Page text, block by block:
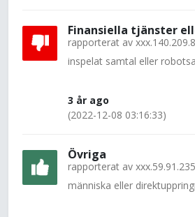
Finansiella tjänster
rapporterat av
inspelat samtal eller
3 år ago
(2022-12-08 03:16:33)
Övriga
rapporterat av xxx.59.91.235
människa eller